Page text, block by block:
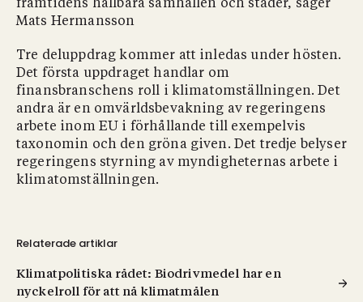
framtidens hållbara samhällen och städer, säger
Mats Hermansson
Tre deluppdrag kommer att inledas under hösten.
Det första uppdraget handlar om
finansbranschens roll i klimatomställningen. Det
andra är en omvärldsbevakning av regeringens
arbete inom EU i förhållande till exempelvis
taxonomin och den gröna given. Det tredje belyser
regeringens styrning av myndigheternas arbete i
klimatomställningen.
Relaterade artiklar
Klimatpolitiska rådet: Biodrivmedel har en
nyckelroll för att nå klimatmålen